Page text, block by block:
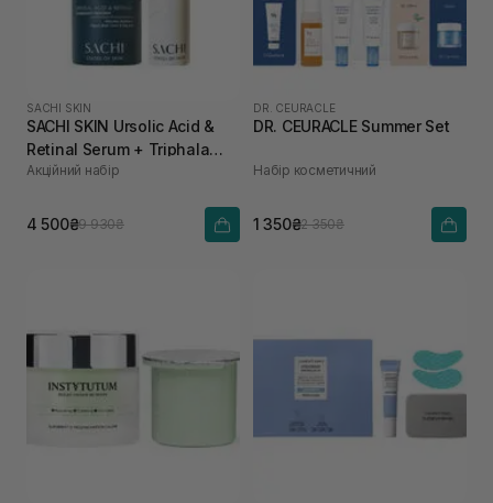
SACHI SKIN
SACHI SKIN Ursolic Acid &
Retinal Serum + Triphala
Pigmentation Corrector
Акційний набір
4 500₴9 930₴
DR. CEURACLE
DR. CEURACLE Summer Set
Набір косметичний
1 350₴2 350₴